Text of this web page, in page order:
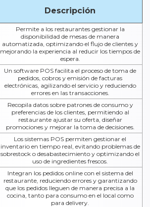
Descripción
Permite a los restaurantes gestionar la
disponibilidad de mesas de manera
automatizada, optimizando el flujo de clientes y
mejorando la experiencia al reducir los tiempos de
espera.
Un software POS facilita el proceso de toma de
pedidos, cobros y emisión de facturas
electrónicas, agilizando el servicio y reduciendo
errores en las transacciones.
Recopila datos sobre patrones de consumo y
preferencias de los clientes, permitiendo al
restaurante ajustar su oferta, diseñar
promociones y mejorar la toma de decisiones.
Los sistemas POS permiten gestionar el
inventario en tiempo real, evitando problemas de
sobrestock o desabastecimiento y optimizando el
uso de ingredientes frescos.
Integran los pedidos online con el sistema del
restaurante, reduciendo errores y garantizando
que los pedidos lleguen de manera precisa a la
cocina, tanto para consumo en el local como
para delivery.